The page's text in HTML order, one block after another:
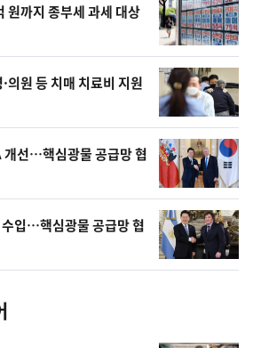
까지 종부세 과세 대상
의원 등 치매 치료비 지원
선…핵심광물 공급망 협
입…핵심광물 공급망 협